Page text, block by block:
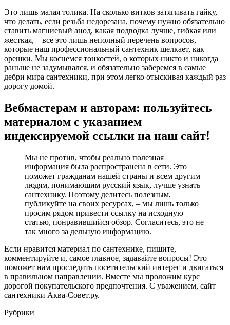
Это лишь малая толика. На сколько витков затягивать гайку,
что делать, если резьба недорезана, почему нужно обязательно
ставить магниевый анод, какая подводка лучше, гибкая или
жесткая, – все это лишь неполный перечень вопросов,
которые наш профессиональный сантехник щелкает, как
орешки. Мы коснемся тонкостей, о которых никто и никогда
раньше не задумывался, и обязательно заберемся в самые
дебри мира сантехники, при этом легко отыскивая каждый раз
дорогу домой.
Вебмастерам и авторам: пользуйтесь
материалом с указанием
индексируемой ссылки на наш сайт!
Мы не против, чтобы реально полезная
информация была распространена в сети. Это
поможет гражданам нашей страны и всем другим
людям, понимающим русский язык, лучше узнать
сантехнику. Поэтому делитесь полезным,
публикуйте на своих ресурсах, – мы лишь только
просим рядом привести ссылку на исходную
статью, понравившийся обзор. Согласитесь, это не
так много за дельную информацию.
Если нравится материал по сантехнике, пишите,
комментируйте и, самое главное, задавайте вопросы! Это
поможет нам проследить посетительский интерес и двигаться
в правильном направлении. Вместе мы проложим курс
дорогой покупательского предпочтения. С уважением, сайт
сантехники Аква-Совет.ру.
Рубрики